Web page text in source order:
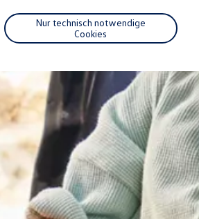
Nur technisch notwendige
Cookies